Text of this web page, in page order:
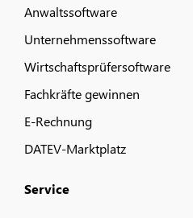
Anwaltssoftware
Unternehmenssoftware
Wirtschaftsprüfersoftware
Fachkräfte gewinnen
E-Rechnung
DATEV-Marktplatz
Service